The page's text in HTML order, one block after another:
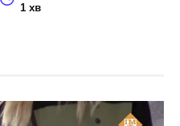
1 хв